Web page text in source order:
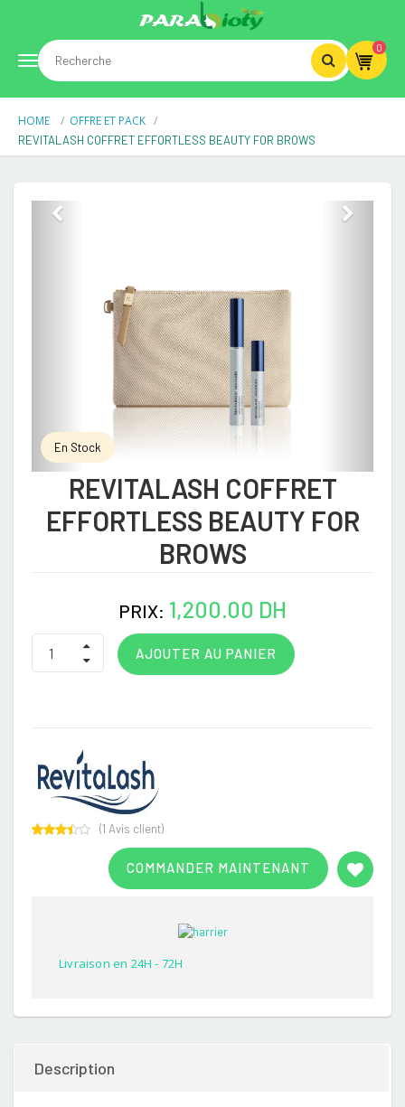
Toggle
navigation
0
HOME OFFRE ET PACK
REVITALASH COFFRET EFFORTLESS BEAUTY FOR BROWS
En Stock
REVITALASH COFFRET
EFFORTLESS BEAUTY FOR
BROWS
PRIX: 1,200.00 DH
AJOUTER AU PANIER
COMMANDER MAINTENANT
(1 Avis client)
Livraison en 24H - 72H
Description